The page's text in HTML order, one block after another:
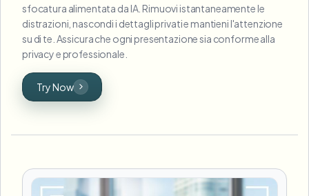
sfocatura alimentata da IA. Rimuovi istantaneamente le
distrazioni, nascondi i dettagli privati e mantieni l'attenzione
su di te. Assicura che ogni presentazione sia conforme alla
privacy e professionale.
Try Now